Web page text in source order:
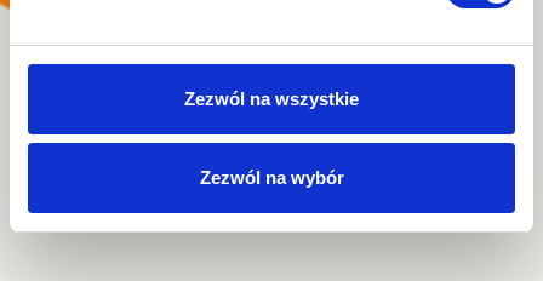
Zezwól na wszystkie
Zezwól na wybór